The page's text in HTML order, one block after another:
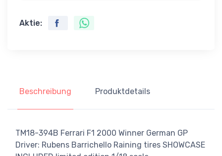
Aktie:
Beschreibung Produktdetails
TM18-394B Ferrari F1 2000 Winner German GP
Driver: Rubens Barrichello Raining tires SHOWCASE